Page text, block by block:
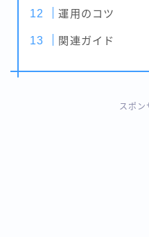
運用のコツ
関連ガイド
スポン